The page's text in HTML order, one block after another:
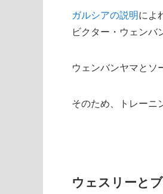
ガルシアの説明によ
ビクター・ウェンバ
ウェンバンヤマとソ
そのため、トレーニ
ウェスリーと